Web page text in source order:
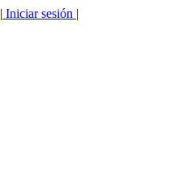
| Iniciar sesión |